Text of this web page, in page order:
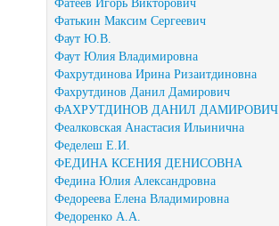
Фатеев Игорь Викторович
Фатькин Максим Сергеевич
Фаут Ю.В.
Фаут Юлия Владимировна
Фахрутдинова Ирина Ризаитдиновна
Фахрутдинов Данил Дамирович
ФАХРУТДИНОВ ДАНИЛ ДАМИРОВИЧ
Феалковская Анастасия Ильинична
Феделеш Е.И.
ФЕДИНА КСЕНИЯ ДЕНИСОВНА
Федина Юлия Александровна
Федореева Елена Владимировна
Федоренко А.А.